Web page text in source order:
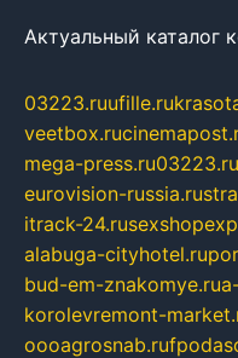
Актуальный каталог
03223.ruufille.ru
veetbox.ru
mega-press.ru03223.ru
eurovision-russia.ru
itrack-24.ru
alabuga-cityhotel.ru
bud-em-znakomye.ru
korolevremont-
oooagrosnab.ru